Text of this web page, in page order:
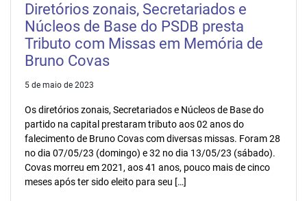
Diretórios zonais, Secretariados e
Núcleos de Base do PSDB presta
Tributo com Missas em Memória de
Bruno Covas
5 de maio de 2023
Os diretórios zonais, Secretariados e Núcleos de Base do
partido na capital prestaram tributo aos 02 anos do
falecimento de Bruno Covas com diversas missas. Foram 28
no dia 07/05/23 (domingo) e 32 no dia 13/05/23 (sábado).
Covas morreu em 2021, aos 41 anos, pouco mais de cinco
meses após ter sido eleito para seu […]